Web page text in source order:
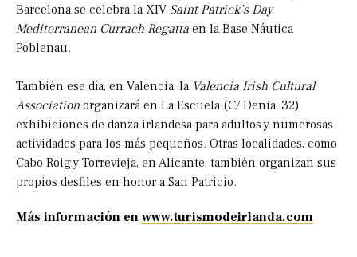
Barcelona se celebra la XIV Saint Patrick’s Day
Mediterranean Currach Regatta en la Base Náutica
Poblenau.
También ese día, en Valencia, la Valencia Irish Cultural
Association organizará en La Escuela (C/ Denia, 32)
exhibiciones de danza irlandesa para adultos y numerosas
actividades para los más pequeños. Otras localidades, como
Cabo Roig y Torrevieja, en Alicante, también organizan sus
propios desfiles en honor a San Patricio.
Más información en www.turismodeirlanda.com